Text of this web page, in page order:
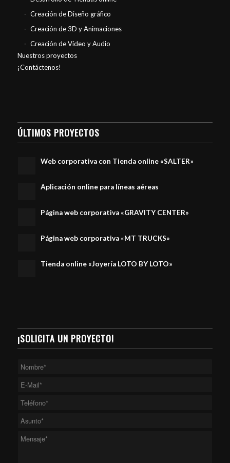
Creación de Diseño gráfico
Creación de 3D y Animaciones
Creación de Vídeo y Audio
Nuestros proyectos
¡Contáctenos!
ÚLTIMOS PROYECTOS
Web corporativa con Tienda online «SALTER»
Aplicación online para líneas aéreas
Página web corporativa «GRAVITY CENTER»
Página web corporativa «MT TRUCKS»
Tienda online «Joyería LOTO BY LOTO»
¡SOLICITA UN PROYECTO!